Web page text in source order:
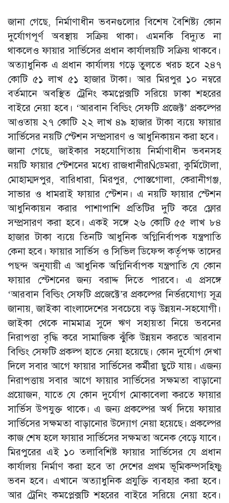
জানা গেছে, নির্মাণাধীন ভবনগুলোর বিশেষ বৈশিষ্ট্য কোন
দুর্যোগপূর্ণ অবস্থায় সক্রিয় থাকা। এমনকি বিদ্যুত না
থাকলেও ফায়ার সার্ভিসের প্রধান কার্যালয়টি সক্রিয় থাকবে।
অত্যাধুনিক এ প্রধান কার্যালয় গড়ে তুলতে খরচ হবে ২৪৭
কোটি ৫১ লাখ ৫১ হাজার টাকা। আর মিরপুর ১০ নম্বরে
বর্তমানে অবস্থিত ট্রেনিং কমপ্লেক্সটি সরিয়ে ঢাকা শহরের
বাইরে নেয়া হবে। ‘আরবান বিল্ডিং সেফটি প্রজেক্ট’ প্রকল্পের
আওতায় ২৭ কোটি ২২ লাখ ৪৯ হাজার টাকা ব্যয়ে ফায়ার
সার্ভিসের নয়টি স্টেশন সম্প্রসারণ ও আধুনিকায়ন করা হবে।
জানা গেছে, জাইকার সহযোগিতায় নির্মাণাধীন ভবনসহ
নয়টি ফায়ার স্টেশনের মধ্যে রাজধানীরÑডেমরা, কুর্মিটোলা,
মোহাম্মদপুর, বারিধারা, মিরপুর, পোস্তগোলা, কেরানীগঞ্জ,
সাভার ও ধামরাই ফায়ার স্টেশন। এ নয়টি ফায়ার স্টেশন
আধুনিকায়ন করার পাশাপাশি প্রতিটির দুটি করে ফ্লোর
সম্প্রসারণ করা হবে। একই সঙ্গে ২৬ কোটি ৫৫ লাখ ৮৪
হাজার টাকা ব্যয়ে তিনটি আধুনিক অগ্নিনির্বাপক যন্ত্রপাতি
কেনা হবে। ফায়ার সার্ভিস ও সিভিল ডিফেন্স কর্তৃপক্ষ তাদের
পছন্দ অনুযায়ী এ আধুনিক অগ্নিনির্বাপক যন্ত্রপাতি যে কোন
ফায়ার স্টেশনের জন্য বরাদ্দ দিতে পারবে। এ প্রসঙ্গে
‘আরবান বিল্ডিং সেফটি প্রজেক্টে’র প্রকল্পের নির্ভরযোগ্য সূত্র
জানায়, জাইকা বাংলাদেশের সবচেয়ে বড় উন্নয়ন-সহযোগী।
জাইকা থেকে নামমাত্র সুদে ঋণ সহায়তা নিয়ে ভবনের
নিরাপত্তা বৃদ্ধি করে সামাজিক ঝুঁকি উন্নয়ন করতে আরবান
বিল্ডিং সেফটি প্রকল্প হাতে নেয়া হয়েছে। কোন দুর্যোগ দেখা
দিলে সবার আগে ফায়ার সার্ভিসের কর্মীরা ছুটে যায়। এজন্য
নিরাপত্তায় সবার আগে ফায়ার সার্ভিসের সক্ষমতা বাড়ানো
প্রয়োজন, যাতে যে কোন দুর্যোগ মোকাবেলা করতে ফায়ার
সার্ভিস উপযুক্ত থাকে। এ জন্য প্রকল্পের অর্থ দিয়ে ফায়ার
সার্ভিসের সক্ষমতা বাড়ানোর উদ্যোগ নেয়া হয়েছে। প্রকল্পের
কাজ শেষ হলে ফায়ার সার্ভিসের সক্ষমতা অনেক বেড়ে যাবে।
মিরপুরের এই ১০ তলাবিশিষ্ট ফায়ার সার্ভিসের যে প্রধান
কার্যালয় নির্মাণ করা হবে তা দেশের প্রথম ভূমিকম্পসহিষ্ণু
ভবন হবে। এখানে অত্যাধুনিক প্রযুক্তি ব্যবহার করা হবে।
আর ট্রেনিং কমপ্লেক্সটি শহরের বাইরে সরিয়ে নেয়া হবে।